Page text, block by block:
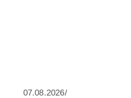
07.08.2026/